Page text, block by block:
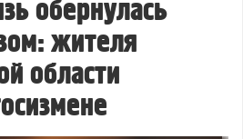
обернулась
жителя
области